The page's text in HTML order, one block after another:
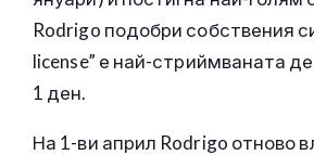
Rodrigo подобри собствения
license” е най-стриймваната
1 ден.
На 1-ви април Rodrigo отново